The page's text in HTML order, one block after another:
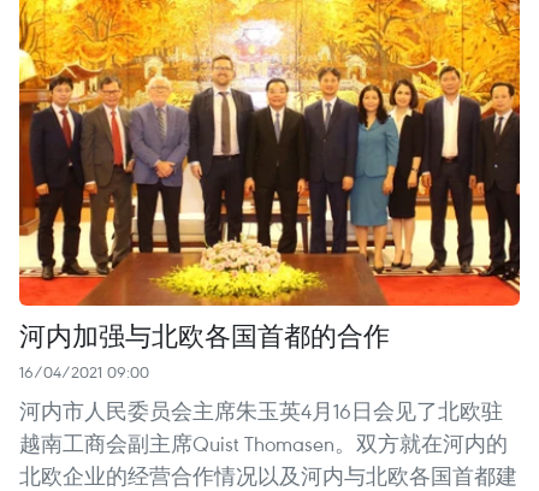
河内加强与北欧各国首都的合作
16/04/2021 09:00
河内市人民委员会主席朱玉英4月16日会见了北欧驻
越南工商会副主席Quist Thomasen。双方就在河内的
北欧企业的经营合作情况以及河内与北欧各国首都建